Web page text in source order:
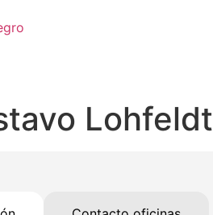
Lohfeldt